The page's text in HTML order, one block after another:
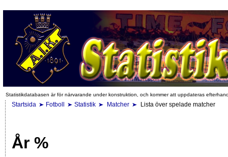
Statistikdatabasen är för närvarande under konstruktion, och kommer att uppdateras
Startsida Fotboll Statistik Matcher Lista över spelade matcher
År %